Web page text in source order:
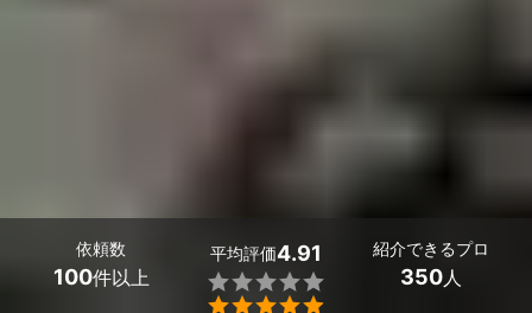
依頼数
100件以上
平均評価4.91


紹介できるプロ
350人